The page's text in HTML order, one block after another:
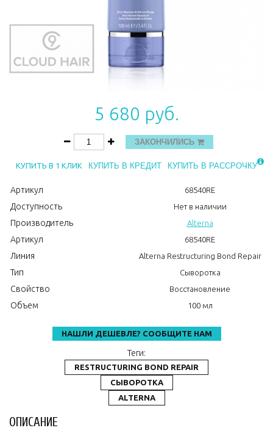
5 680 руб.
ЗАКОНЧИЛИСЬ
КУПИТЬ В 1 КЛИК КУПИТЬ В КРЕДИТ КУПИТЬ В РАССРОЧКУ
Артикул 68540RE
Доступность Нет в наличии
Производитель Alterna
Артикул 68540RE
Линия Alterna Restructuring Bond Repair
Тип Сыворотка
Свойство Восстановление
Объем 100 мл
НАШЛИ ДЕШЕВЛЕ? СООБЩИТЕ НАМ
Теги:
RESTRUCTURING BOND REPAIR
СЫВОРОТКА
ALTERNA
ОПИСАНИЕ